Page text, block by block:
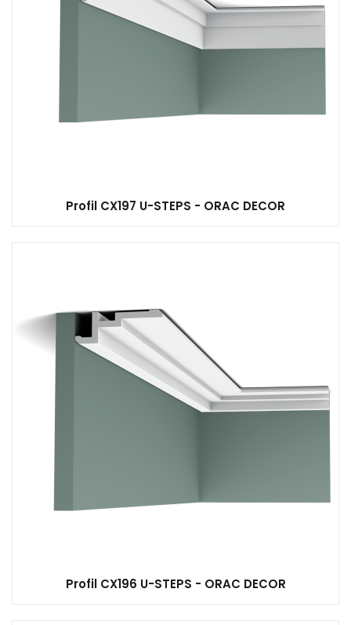
Profil CX197 U-STEPS - ORAC DECOR
Profil CX196 U-STEPS - ORAC DECOR